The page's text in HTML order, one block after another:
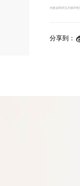
功效说明详见天猫详情
分享到：